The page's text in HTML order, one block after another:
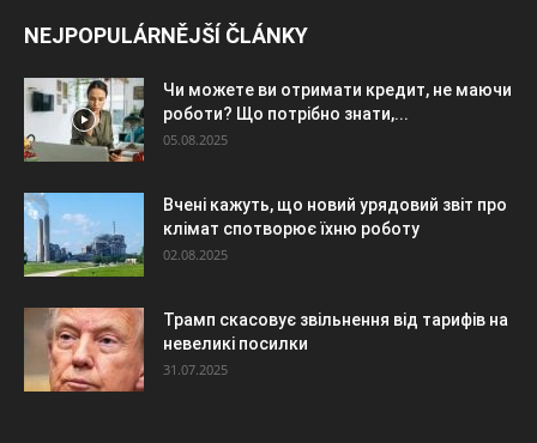
NEJPOPULÁRNĚJŠÍ ČLÁNKY
Чи можете ви отримати кредит, не маючи
роботи? Що потрібно знати,...
05.08.2025
Вчені кажуть, що новий урядовий звіт про
клімат спотворює їхню роботу
02.08.2025
Трамп скасовує звільнення від тарифів на
невеликі посилки
31.07.2025